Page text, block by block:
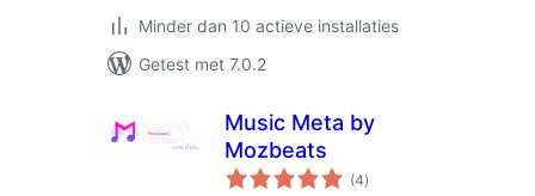
Minder dan 10 actieve installaties
Getest met 7.0.2
Music Meta by
Mozbeats
(4totaal
waarderingen
)